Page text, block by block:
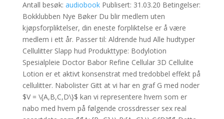
Antall besøk: audiobookPublisert: 31.03.20 Betingelser:
Bokklubben Nye Bøker Du blir medlem uten
kjøpsforpliktelser, din eneste forpliktelse er å være
medlem i ett år. Passer til: Aldrende hud Alle hudtyper
Cellulitter Slapp hud Produkttype: Bodylotion
Spesialpleie Doctor Babor Refine Cellular 3D Cellulite
Lotion er et aktivt konsenstrat med tredobbel effekt på
cellulitter. Nabolister Gitt at vi har en graf G med noder
$V = \{A,B,C,D\}$ kan vi representere hvem som er
nabo med hvem på følgende crossdresser sex real